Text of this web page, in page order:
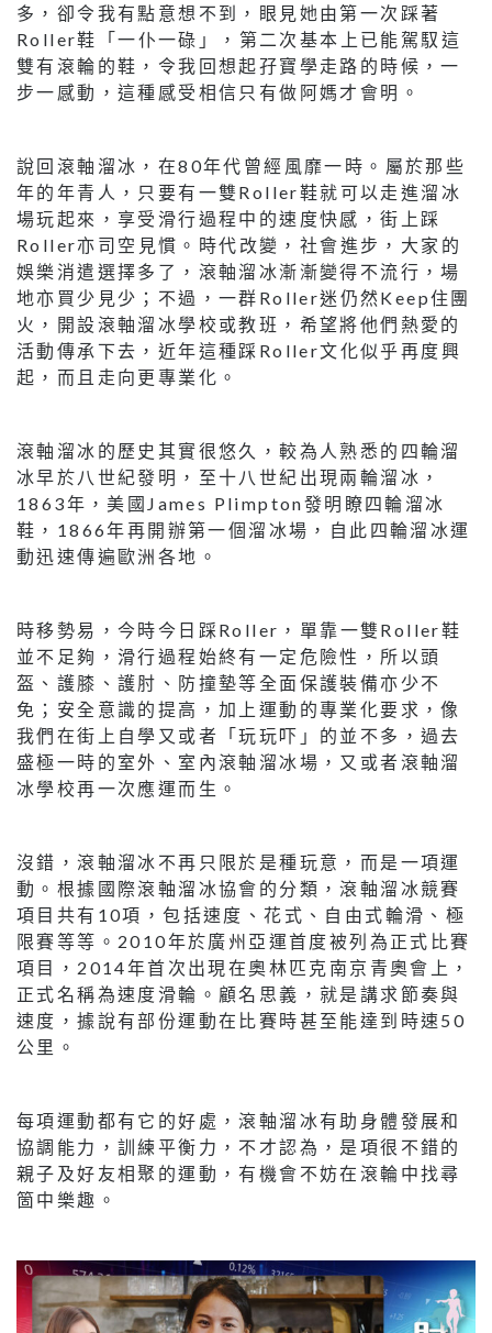
多，卻令我有點意想不到，眼見她由第一次踩著
Roller鞋「一仆一碌」，第二次基本上已能駕馭這
雙有滾輪的鞋，令我回想起孖寶學走路的時候，一
步一感動，這種感受相信只有做阿媽才會明。
說回滾軸溜冰，在80年代曾經風靡一時。屬於那些
年的年青人，只要有一雙Roller鞋就可以走進溜冰
場玩起來，享受滑行過程中的速度快感，街上踩
Roller亦司空見慣。時代改變，社會進步，大家的
娛樂消遣選擇多了，滾軸溜冰漸漸變得不流行，場
地亦買少見少；不過，一群Roller迷仍然Keep住團
火，開設滾軸溜冰學校或教班，希望將他們熱愛的
活動傳承下去，近年這種踩Roller文化似乎再度興
起，而且走向更專業化。
滾軸溜冰的歷史其實很悠久，較為人熟悉的四輪溜
冰早於八世紀發明，至十八世紀出現兩輪溜冰，
1863年，美國James Plimpton發明瞭四輪溜冰
鞋，1866年再開辦第一個溜冰場，自此四輪溜冰運
動迅速傳遍歐洲各地。
時移勢易，今時今日踩Roller，單靠一雙Roller鞋
並不足夠，滑行過程始終有一定危險性，所以頭
盔、護膝、護肘、防撞墊等全面保護裝備亦少不
免；安全意識的提高，加上運動的專業化要求，像
我們在街上自學又或者「玩玩吓」的並不多，過去
盛極一時的室外、室內滾軸溜冰場，又或者滾軸溜
冰學校再一次應運而生。
沒錯，滾軸溜冰不再只限於是種玩意，而是一項運
動。根據國際滾軸溜冰協會的分類，滾軸溜冰競賽
項目共有10項，包括速度、花式、自由式輪滑、極
限賽等等。2010年於廣州亞運首度被列為正式比賽
項目，2014年首次出現在奧林匹克南京青奧會上，
正式名稱為速度滑輪。顧名思義，就是講求節奏與
速度，據說有部份運動在比賽時甚至能達到時速50
公里。
每項運動都有它的好處，滾軸溜冰有助身體發展和
協調能力，訓練平衡力，不才認為，是項很不錯的
親子及好友相聚的運動，有機會不妨在滾輪中找尋
箇中樂趣。